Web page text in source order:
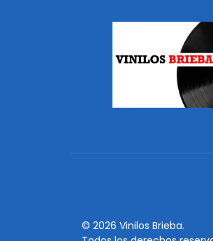
© 2026 Vinilos Brieba.